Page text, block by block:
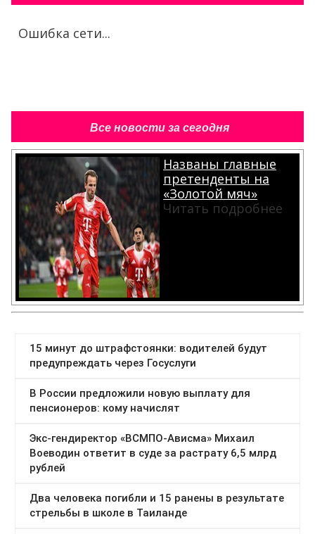
Ошибка сети...
Все новости за сегодня
Названы главные
претенденты на
«Золотой мяч»
Читать подробнее